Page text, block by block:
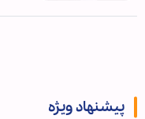
پیشنهاد ویژه